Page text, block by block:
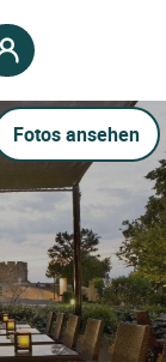
Fotos ansehen